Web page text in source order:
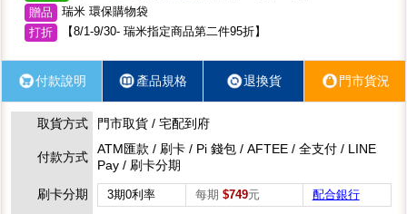
贈品
瑞米 環保購物袋
打折
【8/1-9/30- 瑞米指定商品第二件95折】
付款說明 產品規格 退換貨 門市貨況
取貨方式 門市取貨 / 宅配到府
付款方式
ATM匯款 / 刷卡 / Pi 錢包 / AFTEE / 全支付 / LINE
Pay / 刷卡分期
刷卡分期
3期0利率 每期 $749元 配合銀行